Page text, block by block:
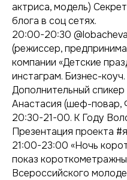
актриса, модель)
блога в соц сетях.
20:00-20:30
(режиссер,
компании «Детские
инстаграм. Бизнес-коуч.
Дополнительный спикер
Анастасия (шеф-повар,
20:30-21-00. К Году
Презентация проекта
21:00-23:00 «Ночь
показ
Всероссийского